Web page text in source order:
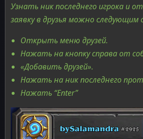
Узнать ник последнего игрока и
заявку в друзья можно следующим
Открыть меню друзей.
Нажать на кнопку справа от
«Добавить друзей».
Нажать на ник последнего
Нажать “Enter”